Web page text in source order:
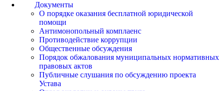
Документы
О порядке оказания бесплатной юридической
помощи
Антимонопольный комплаенс
Противодействие коррупции
Общественные обсуждения
Порядок обжалования муниципальных нормативных
правовых актов
Публичные слушания по обсуждению проекта
Устава